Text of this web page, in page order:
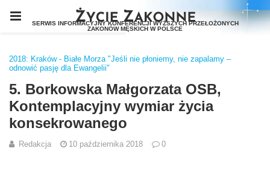
2018: Kraków - Białe Morza "Jeśli nie płoniemy, nie zapalamy –
odnowić pasję dla Ewangelii"
5. Borkowska Małgorzata OSB,
Kontemplacyjny wymiar życia
konsekrowanego
Redakcja 10 października 2018 0